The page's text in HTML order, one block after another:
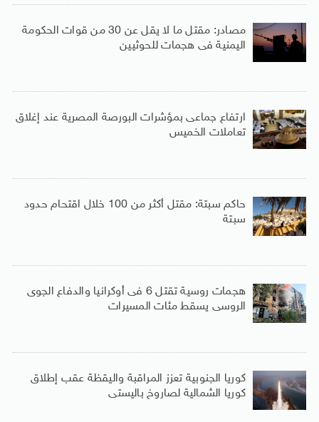
مصادر: مقتل ما لا يقل عن 30 من قوات الحكومة
اليمنية فى هجمات للحوثيين
ارتفاع جماعى بمؤشرات البورصة المصرية عند إغلاق
تعاملات الخميس
حاكم سبتة: مقتل أكثر من 100 خلال اقتحام حدود
سبتة
هجمات روسية تقتل 6 فى أوكرانيا والدفاع الجوى
الروسى يسقط مئات المسيرات
كوريا الجنوبية تعزز المراقبة واليقظة عقب إطلاق
كوريا الشمالية لصاروخ باليستى